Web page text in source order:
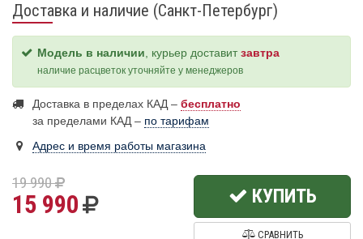
Доставка и наличие (Санкт-Петербург)
Модель в наличии , курьер доставитзавтра
наличие расцветок уточняйте у менеджеров
Доставка в пределах КАД – бесплатно
за пределами КАД – по тарифам
Адрес и время работы магазина
19 990
15 990 КУПИТЬ
СРАВНИТЬ